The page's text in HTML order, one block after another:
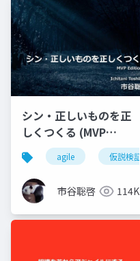
シン・正しいものを正
しくつくる (MVP
Edition)agile 仮説検証
市谷聡啓 114K